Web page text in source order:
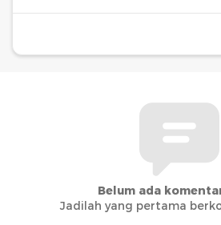
Belum ada
Jadilah yang pertama